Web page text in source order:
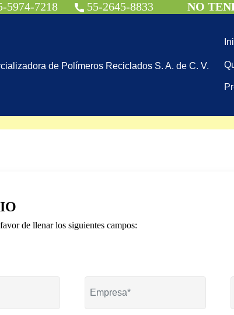
5974-7218 55-2645-8833 NO
de Polímeros Reciclados S. A. de C. V.
NO
de llenar los siguientes campos: